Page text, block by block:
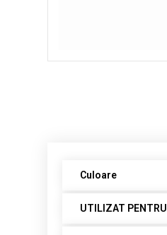
Culoare
UTILIZAT PENTRU